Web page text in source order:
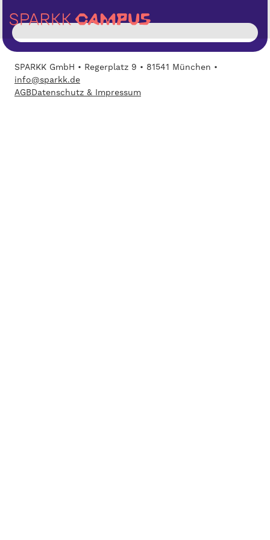
SPARKK GmbH • Regerplatz 9 • 81541 München •
info@sparkk.de
AGBDatenschutz & Impressum